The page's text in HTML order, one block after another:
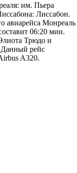
им. Пьера
Лиссабон.
авиарейса Монреаль
06:20 мин.
Трюдо и
Данный рейс
A320.